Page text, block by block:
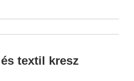
textil kresz